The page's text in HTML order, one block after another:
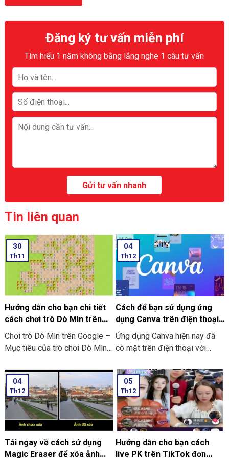
Đăng ký tư vấn miễn phí
Tìm hiểu 1 năm không bằng lắng nghe 1 câu tư vấn
Tin liên quan
30
Th11
Hướng dẫn cho bạn chi tiết
cách chơi trò Dò Mìn trên
Google
Chơi trò Dò Mìn trên Google –
Mục tiêu của trò chơi Dò Mìn
không chứa mìn. Nếu là bạn
mở phải ô chứa mìn thì bạn sẽ
là người thua cuộc. Ở dưới đây
là hướng dẫn chi tiết về cách
chơi trò chơi này:
04
Th12
Cách để bạn sử dụng ứng
dụng Canva trên điện thoại
chi tiết có làm mẫu
Ứng dụng Canva hiện nay đã
có mặt trên điện thoại với
đơn giản, tiện lợi hơn. Nó giúp
bạn không những dễ dàng thao
tác và chỉnh sửa. Mà còn thiết
kế các hình ảnh tại bất cứ đâu.
Bạn có thể tham khảo cách sử
dụng Canva ở trên điện thoại
ngay dưới đây.
04
Th12
Tải ngay về cách sử dụng
Magic Eraser để xóa ảnh
05
Th12
Hướng dẫn cho bạn cách
live PK trên TikTok đơn